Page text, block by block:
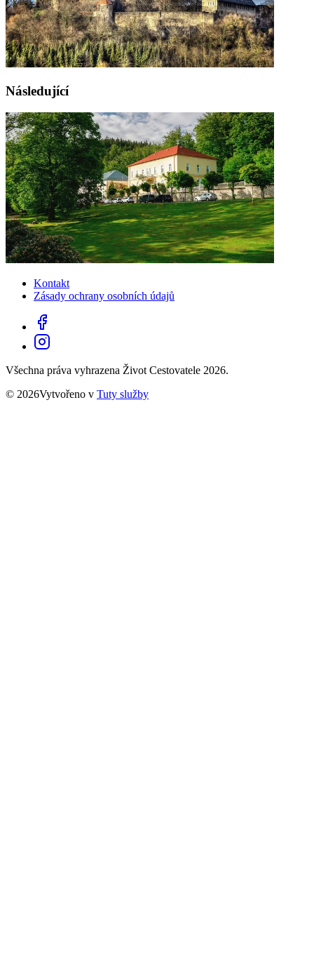
Následující
Kontakt
Zásady ochrany osobních údajů
Všechna práva vyhrazena Život Cestovatele 2026.
© 2026Vytvořeno v Tuty služby